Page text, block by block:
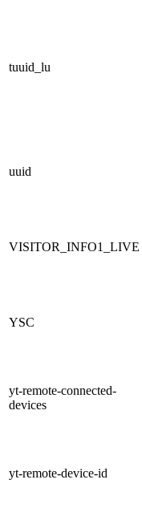
tuuid_lu
uuid
VISITOR_INFO1_LIVE
YSC
yt-remote-connected-
devices
yt-remote-device-id